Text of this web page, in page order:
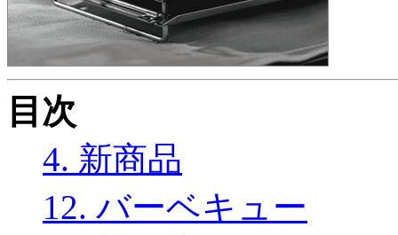
目次
4. 新商品
12. バーベキュー